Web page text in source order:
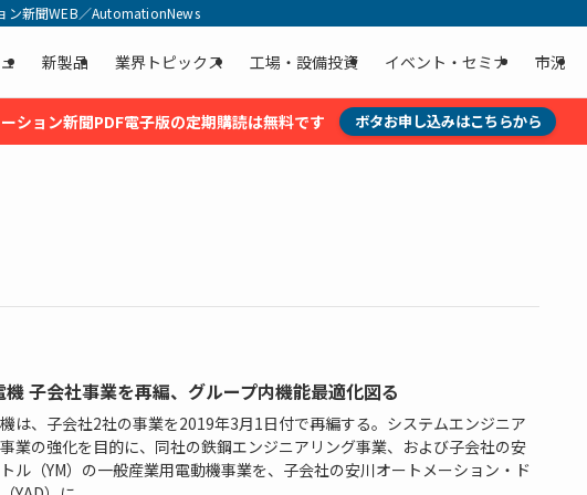
ン新聞WEB／AutomationNews
新製品 業界トピックス 工場・設備投資 イベント・セミナ 市況
ション新聞PDF電子版の定期購読は無料です ボタお申し込みはこちらから
機 子会社事業を再編、グループ内機能最適化図る
は、子会社2社の事業を2019年3月1日付で再編する。システムエンジニア
業の強化を目的に、同社の鉄鋼エンジニアリング事業、および子会社の安
ル（YM）の一般産業用電動機事業を、子会社の安川オートメーション・ド